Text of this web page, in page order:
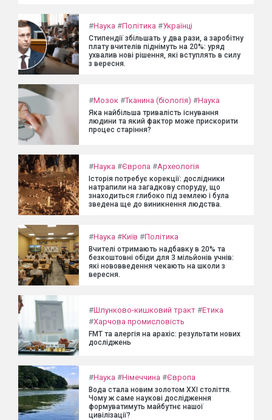
#Наука #Політика #Українці
Стипендії збільшать у два рази, а заробітну
плату вчителів піднімуть на 20%: уряд
ухвалив нові рішення, які вступлять в силу
з вересня.
#Мозок #Тканина (біологія) #Наука
Яка найбільша тривалість існування
людини та який фактор може прискорити
процес старіння?
#Наука #Європа #Археологія
Історія потребує корекції: дослідники
натрапили на загадкову споруду, що
знаходиться глибоко під землею і була
зведена ще до виникнення людства.
#Наука #Київ #Політика
Вчителі отримають надбавку в 20% та
безкоштовні обіди для 3 мільйонів учнів:
які нововведення чекають на школи з
вересня.
#Шлунково-кишковий тракт #Етика
#Харчова промисловість
FMT та алергія на арахіс: результати нових
досліджень
#Наука #Німеччина #Європа
Вода стала новим золотом XXI століття.
Чому ж саме наукові дослідження
формуватимуть майбутнє нашої
цивілізації?